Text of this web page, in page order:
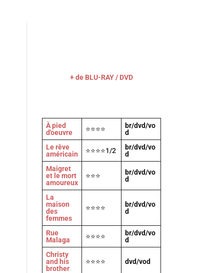
+ de BLU-RAY / DVD
À pied
d'oeuvre
⭐⭐⭐⭐
br/dvd/vo
d
Le rêve
américain
⭐⭐⭐⭐1/2
br/dvd/vo
d
Maigret
et le mort
amoureux
⭐⭐⭐
br/dvd/vo
d
La
maison
des
femmes
⭐⭐⭐⭐
br/dvd/vo
d
Rue
Malaga
⭐⭐⭐⭐
br/dvd/vo
d
Christy
and his
brother
⭐⭐⭐⭐ dvd/vod